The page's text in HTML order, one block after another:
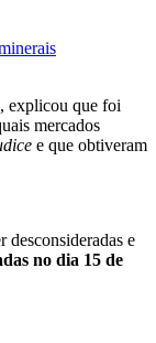
explicou que foi
mercados
e que obtiveram
desconsideradas e
no dia 15 de